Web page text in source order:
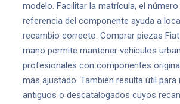
modelo. Facilitar la matrícula, el
referencia del componente ayuda a
recambio correcto. Comprar piezas
mano permite mantener vehículos
profesionales con componentes
más ajustado. También resulta útil para
antiguos o descatalogados cuyos